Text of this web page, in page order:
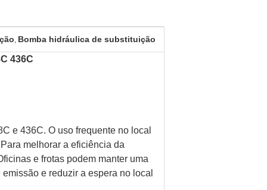
, Bomba hidráulica de substituição
436C
e 436C. O uso frequente no local
melhorar a eficiência da
e frotas podem manter uma
e reduzir a espera no local